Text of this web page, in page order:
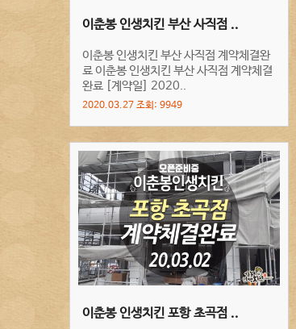
이춘봉 인생치킨 부산 사직점 ..
이춘봉 인생치킨 부산 사직점 계약체결완
료 이춘봉 인생치킨 부산 사직점 계약체결
완료 [계약일] 2020..
2020.03.27 조회: 9949
이춘봉 인생치킨 포항 초곡점 ..